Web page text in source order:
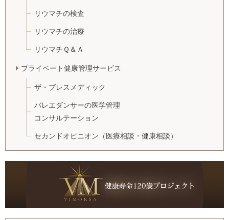
リウマチの検査
リウマチの治療
リウマチＱ＆Ａ
プライベート健康管理サービス
ザ・ブレスメディック
バレエダンサーの医学管理
コンサルテーション
セカンドオピニオン （医療相談・健康相談）